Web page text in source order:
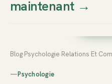
Thierry
Prendre
maintenant→
Blog Psychologie Relations Et
—Psychologie